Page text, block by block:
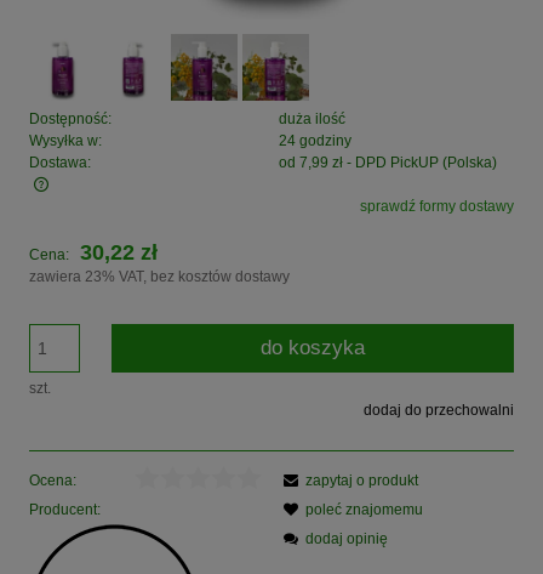
Dostępność:
duża ilość
Wysyłka w:
24 godziny
Dostawa:
od 7,99 zł - DPD PickUP (Polska)
Cena nie zawiera ewentualnych kosztów płatnościsprawdź formy dostawy
Cena: 30,22 zł
zawiera 23% VAT, bez kosztów dostawy
szt.
do koszyka
dodaj do przechowalni
Ocena:
Producent:
zapytaj o produkt
poleć znajomemu
dodaj opinię